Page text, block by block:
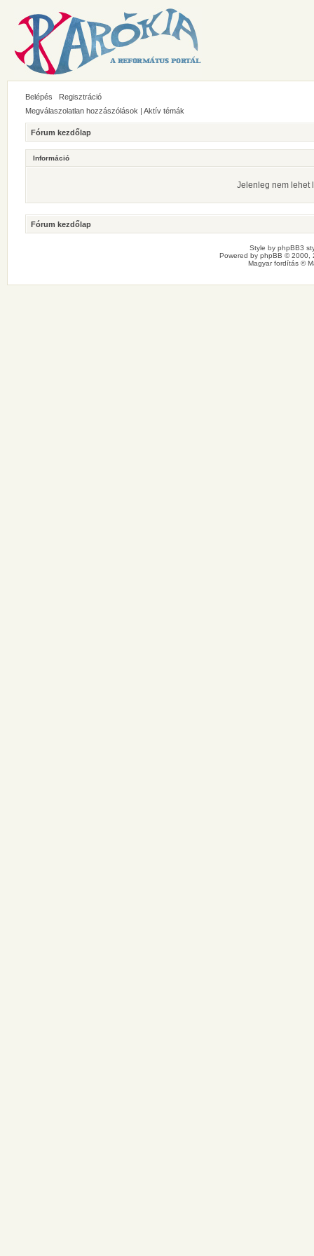
Belépés
Regisztráció
Megválaszolatlan hozzászólások | Aktív témák
Fórum kezdőlap
Információ
Jelenleg nem lehet
Fórum kezdőlap
Style by phpBB3
Powered by phpBB © 2000,
Magyar fordítás ©